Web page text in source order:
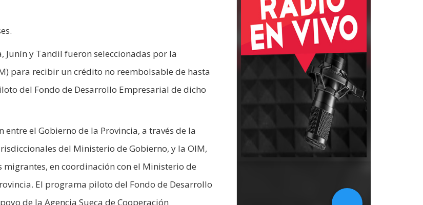
Junín y Tandil fueron seleccionadas por la
para recibir un crédito no reembolsable de hasta
del Fondo de Desarrollo Empresarial de dicho
el Gobierno de la Provincia, a través de la
del Ministerio de Gobierno, y la OIM,
en coordinación con el Ministerio de
El programa piloto del Fondo de Desarrollo
de la Agencia Sueca de Cooperación